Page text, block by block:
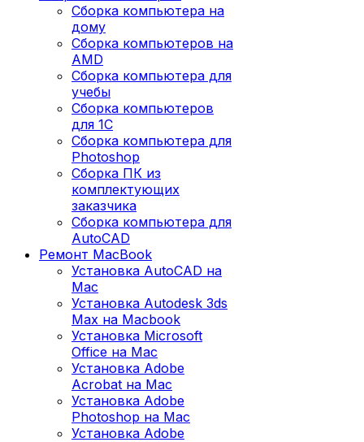
Сборка компьютера на
дому
Сборка компьютеров на
AMD
Сборка компьютера для
учебы
Сборка компьютеров
для 1С
Сборка компьютера для
Photoshop
Сборка ПК из
комплектующих
заказчика
Сборка компьютера для
AutoCAD
Ремонт MacBook
Установка AutoCAD на
Mac
Установка Autodesk 3ds
Max на Macbook
Установка Microsoft
Office на Mac
Установка Adobe
Acrobat на Mac
Установка Adobe
Photoshop на Mac
Установка Adobe